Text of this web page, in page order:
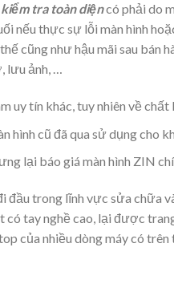
kiểm tra toàn diệncó phải do
nếu thực sự lỗi màn hình
cũng như hậu mãi sau bán
lưu ảnh, …
uy tín khác, tuy nhiên về
hình cũ đã qua sử dụng cho
lại báo giá màn hình ZIN
đầu trong lĩnh vực sửa chữa
có tay nghề cao, lại được
của nhiều dòng máy có